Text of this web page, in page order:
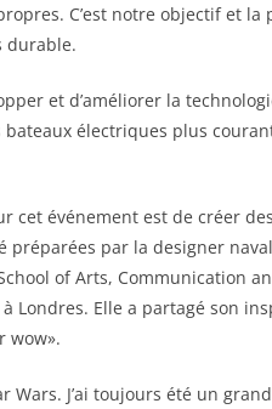
C’est notre objectif et la
durable.
et d’améliorer la
électriques plus
cet événement est de créer
préparées par la designer
of Arts, Communication
à Londres. Elle a partagé son
wow».
Wars. J’ai toujours été un